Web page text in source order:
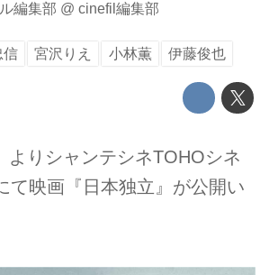
編集部 @ cinefil編集部
信 宮沢りえ 小林薫 伊藤俊也
よりシャンテシネTOHOシネ
て映画『日本独立』が公開い